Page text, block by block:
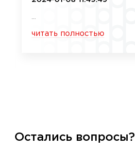
читать полностью
Остались вопросы?